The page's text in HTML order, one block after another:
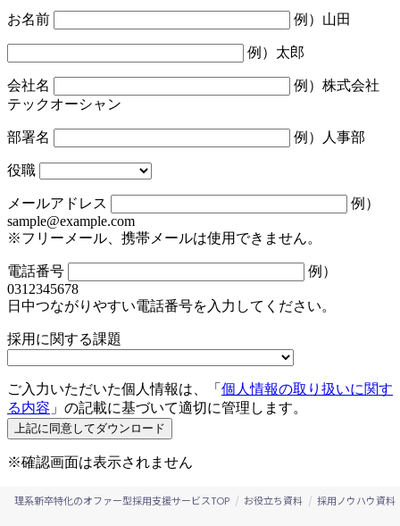
理系新卒特化のオファー型採用支援サービスTOP お役立ち資料 採用ノウハウ資料